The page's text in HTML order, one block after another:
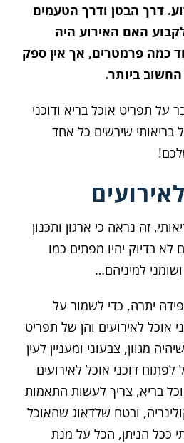
דרך הבטן ודרך הטעמים
האם האירוע היה
כמה פרמטרים, אך אין ספק
ביותר.
על תפריט אוכל בריא ודוכני
בריאותי שירשים כל אחד
זה נראה כי ארגון ותכנון
לא בדיוק יהיו מפתים כמו
למיניהם…
יתרה, כדי לשמור על
אוכל לאירועים והן של תפריט
מגוון, צבעוני ומעניין לעין
דוכני אוכל לאירועים
בריא, צריך לעשות התאמות
ובטח שלדאוג שהאוכל
ככל הניתן, הכל על מנת